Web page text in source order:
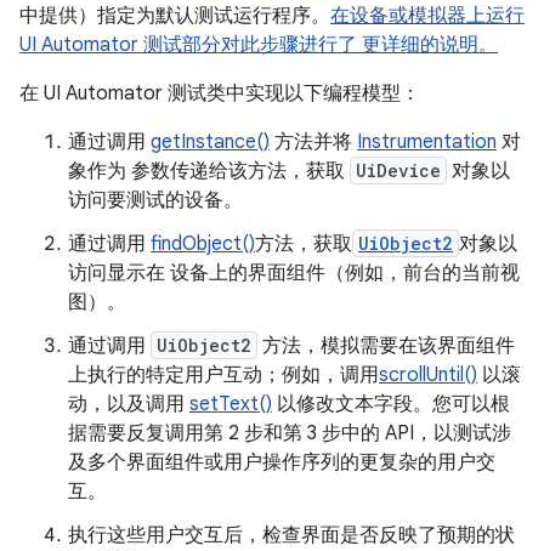
中提供）指定为默认测试运行程序。 在设备或模拟器上运行
UI Automator 测试部分对此步骤进行了 更详细的说明。
在 UI Automator 测试类中实现以下编程模型：
通过调用 getInstance() 方法并将 Instrumentation 对
象作为 参数传递给该方法，获取 UiDevice 对象以
访问要测试的设备。
通过调用 findObject()方法，获取 UiObject2 对象以
访问显示在 设备上的界面组件（例如，前台的当前视
图）。
通过调用 UiObject2 方法，模拟需要在该界面组件
上执行的特定用户互动；例如，调用scrollUntil() 以滚
动，以及调用 setText() 以修改文本字段。您可以根
据需要反复调用第 2 步和第 3 步中的 API，以测试涉
及多个界面组件或用户操作序列的更复杂的用户交
互。
执行这些用户交互后，检查界面是否反映了预期的状